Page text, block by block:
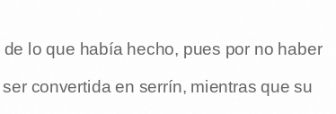
lo que había hecho, pues por no haber
convertida en serrín, mientras que su